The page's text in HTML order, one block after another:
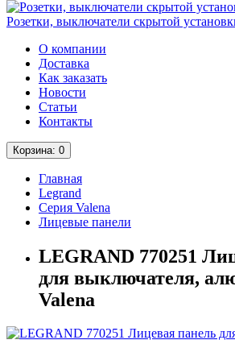
Розетки, выключатели скрытой
О компании
Доставка
Как заказать
Новости
Статьи
Контакты
Корзина: 0
Главная
Legrand
Серия Valena
Лицевые панели
LEGRAND 770251
для выключателя,
Valena